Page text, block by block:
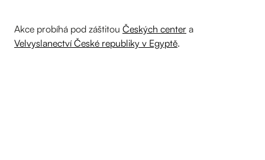
Akce probíhá pod záštitou Českých center a
Velvyslanectví České republiky v Egyptě.